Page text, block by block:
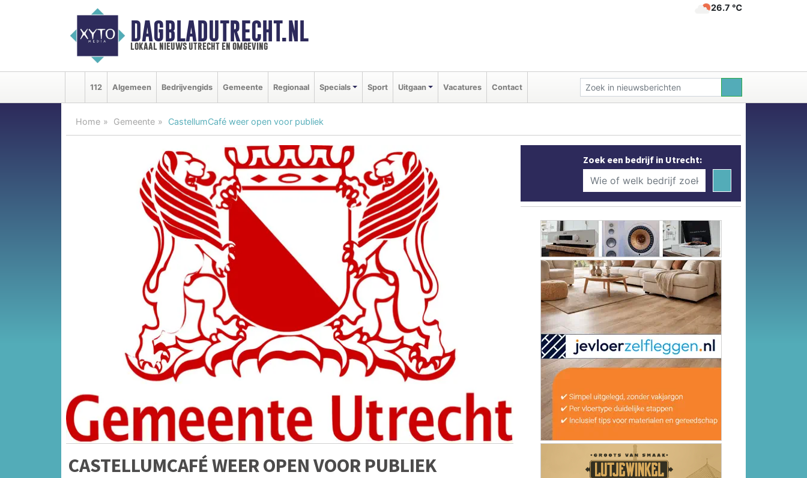
DAGBLADUTRECHT.NL
lokaal nieuws utrecht en omgeving
26.7 ℃
112 Algemeen Bedrijvengids Gemeente Regionaal Specials Sport Uitgaan Vacatures Contact
Home Gemeente CastellumCafé weer open voor publiek
CASTELLUMCAFÉ WEER OPEN VOOR PUBLIEK
Zoek een bedrijf in Utrecht: